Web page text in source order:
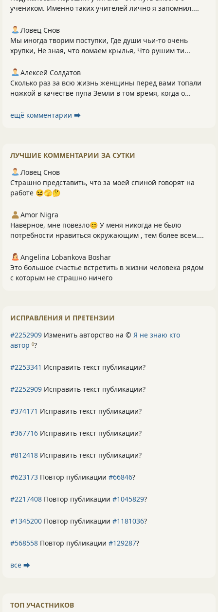
учеником. Именно таких учителей лично я запомнил....
Ловец Снов
Мы иногда творим поступки, Где души чьи-то очень
хрупки, Не зная, что ломаем крылья, Что рушим ти...
Алексей Солдатов
Сколько раз за всю жизнь женщины перед вами топали
ножкой в качестве пупа Земли в том время, когда о...
ещё комментарии ⮕
ЛУЧШИЕ КОММЕНТАРИИ ЗА СУТКИ
Ловец Снов
Страшно представить, что за моей спиной говорят на
работе 😆🫣🤔
Amor Nigra
Наверное, мне повезло😊 У меня никогда не было
потребности нравиться окружающим , тем более всем....
Angelina Lobankova Boshar
Это большое счастье встретить в жизни человека рядом
с которым не страшно ничего
ИСПРАВЛЕНИЯ И ПРЕТЕНЗИИ
#2252909 Изменить авторство на © Я не знаю кто
автор 0?
#2253341 Исправить текст публикации?
#2252909 Исправить текст публикации?
#374171 Исправить текст публикации?
#367716 Исправить текст публикации?
#812418 Исправить текст публикации?
#623173 Повтор публикации #66846?
#2217408 Повтор публикации #1045829?
#1345200 Повтор публикации #1181036?
#568558 Повтор публикации #129287?
все ⮕
ТОП УЧАСТНИКОВ